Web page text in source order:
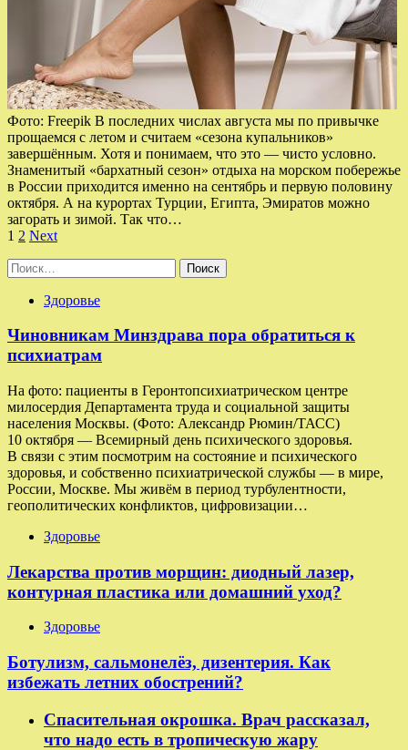
Фото: Freepik В последних числах августа мы по привычке
прощаемся с летом и считаем «сезона купальников»
завершённым. Хотя и понимаем, что это — чисто условно.
Знаменитый «бархатный сезон» отдыха на морском побережье
в России приходится именно на сентябрь и первую половину
октября. А на курортах Турции, Египта, Эмиратов можно
загорать и зимой. Так что…
Пагинация
записей
1 2 Next
Найти:
Здоровье
Чиновникам Минздрава пора обратиться к
психиатрам
На фото: пациенты в Геронтопсихиатрическом центре
милосердия Департамента труда и социальной защиты
населения Москвы. (Фото: Александр Рюмин/ТАСС)
10 октября — Всемирный день психического здоровья.
В связи с этим посмотрим на состояние и психического
здоровья, и собственно психиатрической службы — в мире,
России, Москве. Мы живём в период турбулентности,
геополитических конфликтов, цифровизации…
Здоровье
Лекарства против морщин: диодный лазер,
контурная пластика или домашний уход?
Здоровье
Ботулизм, сальмонелёз, дизентерия. Как
избежать летних обострений?
Спасительная окрошка. Врач рассказал,
что надо есть в тропическую жару